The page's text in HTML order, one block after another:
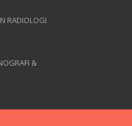
RADIOLOGI
&